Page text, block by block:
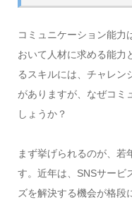
コミュニケーション能力
おいて人材に求める能力
るスキルには、チャレン
がありますが、なぜコミ
しょうか？
まず挙げられるのが、若
す。近年は、SNSサービ
ズを解決する機会が格段